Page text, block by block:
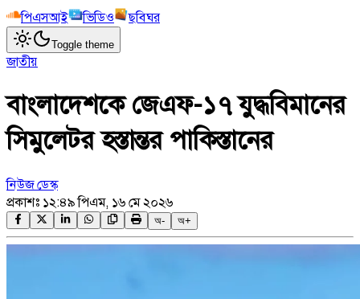
পিএসআই
ভিডিও ছবিঘর
Toggle theme
জাতীয়
বাংলাদেশকে জেএফ-১৭ যুদ্ধবিমানের
সিমুলেটর হস্তান্তর পাকিস্তানের
নিউজ ডেস্ক
প্রকাশঃ ১২:৪৯ পিএম, ১৬ মে ২০২৬
অ- অ+